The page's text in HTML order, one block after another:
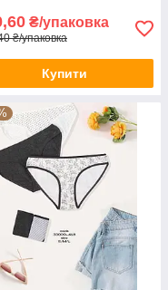
₴/упаковка
₴/упаковка
Купити